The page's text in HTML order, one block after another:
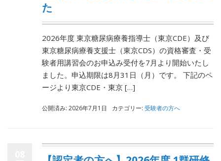
た
2026年度 東京糖尿病療養指導士（東京CDE）及び
東京糖尿病療養支援士（東京CDS）の資格審査・受
験者用講習会のお申込み受付を7月より開始いたし
ました。申込期限は8月31日（月）です。 下記のペ
ージより東京CDE・東京 […]
公開済み: 2026年7月1日 カテゴリー: 受験者の方へ